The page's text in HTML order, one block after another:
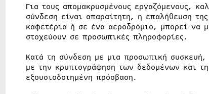
Για τους απομακρυσμένους εργαζόμενους,
σύνδεση είναι απαραίτητη, η επαλήθευση
καφετέρια ή σε ένα αεροδρόμιο, μπορεί να
στοχεύουν σε προσωπικές πληροφορίες.
Κατά τη σύνδεση με μια προσωπική
με την κρυπτογράφηση των δεδομένων και
εξουσιοδοτημένη πρόσβαση.